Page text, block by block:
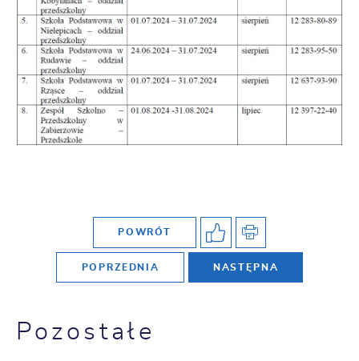
POWRÓT
POPRZEDNIA NASTĘPNA
Pozostałe